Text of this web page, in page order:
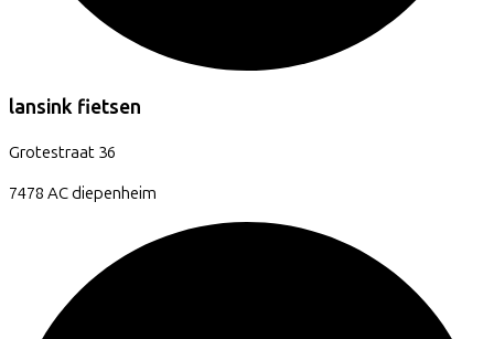
lansink fietsen
Grotestraat 36
7478 ACdiepenheim